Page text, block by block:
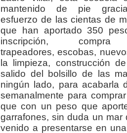
mantenido de pie
esfuerzo de las cientas de
que han aportado 350
inscripción,
trapeadores, escobas,
la limpieza, construcción
salido del bolsillo de las
ningún lado, para acabarla
semanalmente para
que con un peso que
garrafones, sin duda un
venido a presentarse en